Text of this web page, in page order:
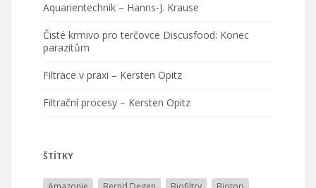
Aquarientechnik – Hanns-J. Krause
Čisté krmivo pro terčovce Discusfood: Konec
parazitům
Filtrace v praxi – Kersten Opitz
Filtrační procesy – Kersten Opitz
ŠTÍTKY